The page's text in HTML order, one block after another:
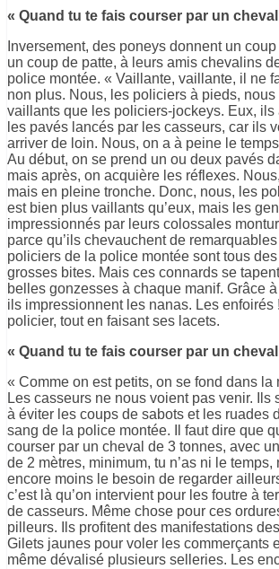
« Quand tu te fais courser par un
Inversement, des poneys donnent un
un coup de patte, à leurs amis chevalins
police montée. « Vaillante, vaillante, il ne
non plus. Nous, les policiers à pieds,
vaillants que les policiers-jockeys. Eux, ils
les pavés lancés par les casseurs, car ils
arriver de loin. Nous, on a à peine le
Au début, on se prend un ou deux pavés
mais après, on acquière les réflexes.
mais en pleine tronche. Donc, nous, les
est bien plus vaillants qu’eux, mais les
impressionnés par leurs colossales
parce qu’ils chevauchent de
policiers de la police montée sont tous
grosses bites. Mais ces connards se
belles gonzesses à chaque manif. Grâce
ils impressionnent les nanas. Les enfoirés
policier, tout en faisant ses lacets.
« Quand tu te fais courser par un
« Comme on est petits, on se fond dans la
Les casseurs ne nous voient pas venir. Ils
à éviter les coups de sabots et les ruades
sang de la police montée. Il faut dire que
courser par un cheval de 3 tonnes, avec
de 2 mètres, minimum, tu n’as ni le temps,
encore moins le besoin de regarder
c’est là qu’on intervient pour les foutre à
de casseurs. Même chose pour ces
pilleurs. Ils profitent des manifestations
Gilets jaunes pour voler les commerçants
même dévalisé plusieurs selleries. Les